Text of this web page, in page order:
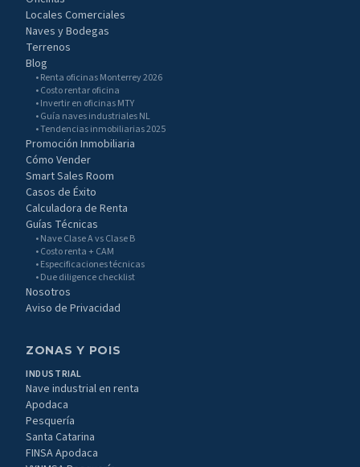
Locales Comerciales
Naves y Bodegas
Terrenos
Blog
• Renta oficinas Monterrey 2026
• Costo rentar oficina
• Invertir en oficinas MTY
• Guía naves industriales NL
• Tendencias inmobiliarias 2025
Promoción Inmobiliaria
Cómo Vender
Smart Sales Room
Casos de Éxito
Calculadora de Renta
Guías Técnicas
• Nave Clase A vs Clase B
• Costo renta + CAM
• Especificaciones técnicas
• Due diligence checklist
Nosotros
Aviso de Privacidad
ZONAS Y POIS
INDUSTRIAL
Nave industrial en renta
Apodaca
Pesquería
Santa Catarina
FINSA Apodaca